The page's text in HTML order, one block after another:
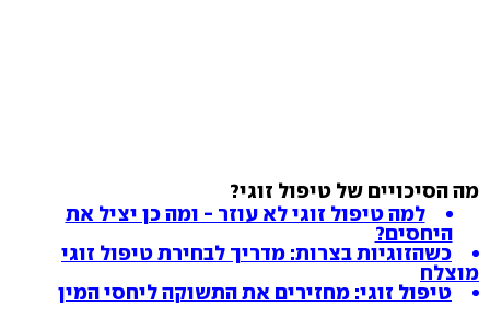
מה הסיכויים של טיפול זוגי?
למה טיפול זוגי לא עוזר - ומה כן יציל את
היחסים?
כשהזוגיות בצרות: מדריך לבחירת טיפול זוגי
מוצלח
טיפול זוגי: מחזירים את התשוקה ליחסי המין